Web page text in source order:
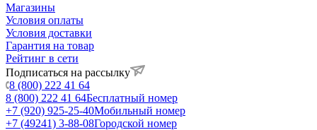
Магазины
Условия оплаты
Условия доставки
Гарантия на товар
Рейтинг в сети
Подписаться на рассылку
8 (800) 222 41 64
8 (800) 222 41 64Бесплатный номер
+7 (920) 925-25-40Мобильный номер
+7 (49241) 3-88-08Городской номер